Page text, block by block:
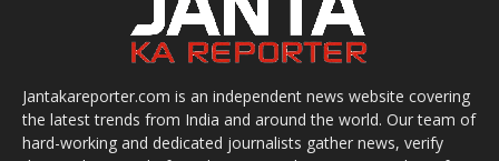
Jantakareporter.com is an independent news website covering
the latest trends from India and around the world. Our team of
hard-working and dedicated journalists gather news, verify